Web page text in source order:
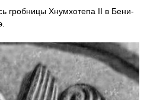
Хнумхотепа II в Бени-